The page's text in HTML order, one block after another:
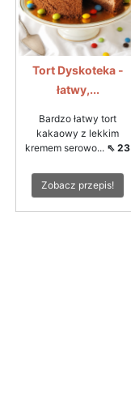
Tort Dyskoteka -
łatwy,...
Bardzo łatwy tort
kakaowy z lekkim
kremem serowo... ⇖ 23
Zobacz przepis!